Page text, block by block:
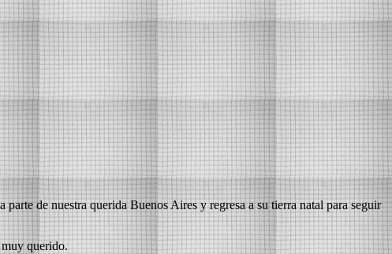
de nuestra querida Buenos Aires y regresa a su tierra natal para seguir
querido.